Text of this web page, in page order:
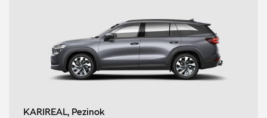
KARIREAL, Pezinok